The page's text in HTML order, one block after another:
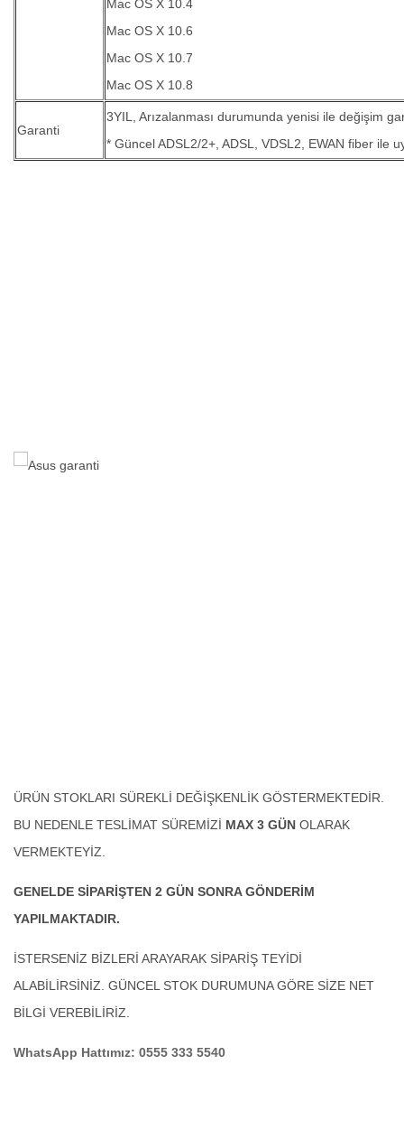
Mac OS X 10.4
Mac OS X 10.6
Mac OS X 10.7
Mac OS X 10.8
Garanti
3YIL, Arızalanması durumunda yenisi ile değişim
* Güncel ADSL2/2+, ADSL, VDSL2, EWAN fiber ile
ÜRÜN STOKLARI SÜREKLİ DEĞİŞKENLİK GÖSTERMEKTEDİR.
BU NEDENLE TESLİMAT SÜREMİZİ MAX 3 GÜN OLARAK
VERMEKTEYİZ.
GENELDE SİPARİŞTEN 2 GÜN SONRA GÖNDERİM
YAPILMAKTADIR.
İSTERSENİZ BİZLERİ ARAYARAK SİPARİŞ TEYİDİ
ALABİLİRSİNİZ. GÜNCEL STOK DURUMUNA GÖRE SİZE NET
BİLGİ VEREBİLİRİZ.
WhatsApp Hattımız: 0555 333 5540